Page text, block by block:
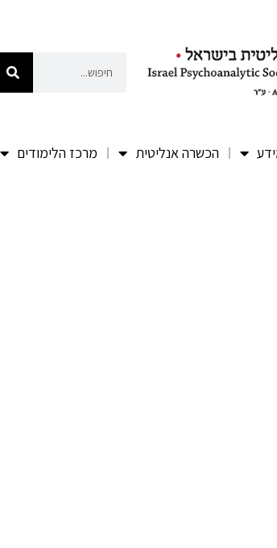
הכשרה אנליטית מרכז הלימודים